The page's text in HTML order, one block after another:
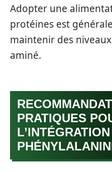
Adopter une
protéines est
maintenir des
aminé.
PRATIQUES